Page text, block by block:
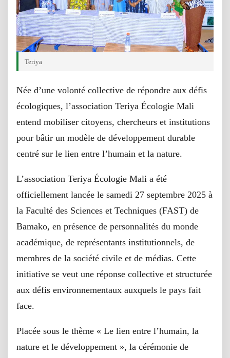
Teriya
Née d’une volonté collective de répondre aux défis
écologiques, l’association Teriya Écologie Mali
entend mobiliser citoyens, chercheurs et institutions
pour bâtir un modèle de développement durable
centré sur le lien entre l’humain et la nature.
L’association Teriya Écologie Mali a été
officiellement lancée le samedi 27 septembre 2025 à
la Faculté des Sciences et Techniques (FAST) de
Bamako, en présence de personnalités du monde
académique, de représentants institutionnels, de
membres de la société civile et de médias. Cette
initiative se veut une réponse collective et structurée
aux défis environnementaux auxquels le pays fait
face.
Placée sous le thème « Le lien entre l’humain, la
nature et le développement », la cérémonie de